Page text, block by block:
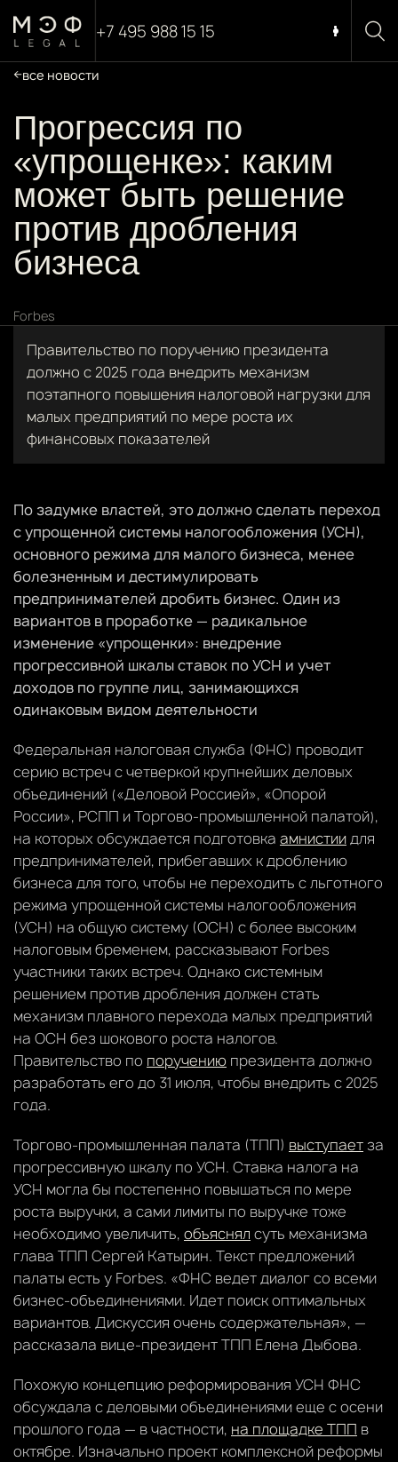
+7 495 988 15 15
все новости
Прогрессия по
«упрощенке»: каким
может быть решение
против дробления
бизнеса
Forbes
Правительство по поручению президента
должно с 2025 года внедрить механизм
поэтапного повышения налоговой нагрузки для
малых предприятий по мере роста их
финансовых показателей
По задумке властей, это должно сделать переход
с упрощенной системы налогообложения (УСН),
основного режима для малого бизнеса, менее
болезненным и дестимулировать
предпринимателей дробить бизнес. Один из
вариантов в проработке — радикальное
изменение «упрощенки»: внедрение
прогрессивной шкалы ставок по УСН и учет
доходов по группе лиц, занимающихся
одинаковым видом деятельности
Федеральная налоговая служба (ФНС) проводит
серию встреч с четверкой крупнейших деловых
объединений («Деловой Россией», «Опорой
России», РСПП и Торгово-промышленной палатой),
на которых обсуждается подготовка амнистиидля
предпринимателей, прибегавших к дроблению
бизнеса для того, чтобы не переходить с льготного
режима упрощенной системы налогообложения
(УСН) на общую систему (ОСН) с более высоким
налоговым бременем, рассказывают Forbes
участники таких встреч. Однако системным
решением против дробления должен стать
механизм плавного перехода малых предприятий
на ОСН без шокового роста налогов.
Правительство по поручению президента должно
разработать его до 31 июля, чтобы внедрить с 2025
года.
Торгово-промышленная палата (ТПП) выступает за
прогрессивную шкалу по УСН. Ставка налога на
УСН могла бы постепенно повышаться по мере
роста выручки, а сами лимиты по выручке тоже
необходимо увеличить, объяснял суть механизма
глава ТПП Сергей Катырин. Текст предложений
палаты есть у Forbes. «ФНС ведет диалог со всеми
бизнес-объединениями. Идет поиск оптимальных
вариантов. Дискуссия очень содержательная», —
рассказала вице-президент ТПП Елена Дыбова.
Похожую концепцию реформирования УСН ФНС
обсуждала с деловыми объединениями еще с осени
прошлого года — в частности, на площадке ТПП в
октябре. Изначально проект комплексной реформы